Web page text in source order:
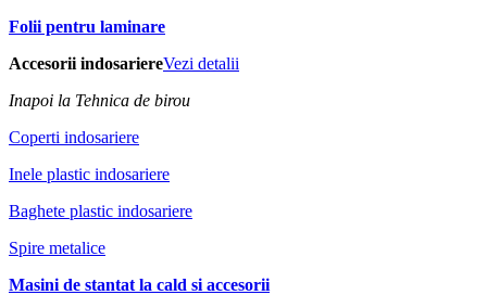
Folii pentru laminare
Accesorii indosariereVezi detalii
Inapoi la Tehnica de birou
Coperti indosariere
Inele plastic indosariere
Baghete plastic indosariere
Spire metalice
Masini de stantat la cald si accesorii